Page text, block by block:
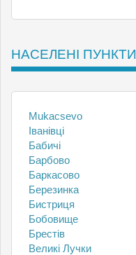
НАСЕЛЕНІ ПУНКТИ
Mukacsevo
Іванівці
Бабичі
Барбово
Баркасово
Березинка
Бистриця
Бобовище
Брестів
Великі Лучки